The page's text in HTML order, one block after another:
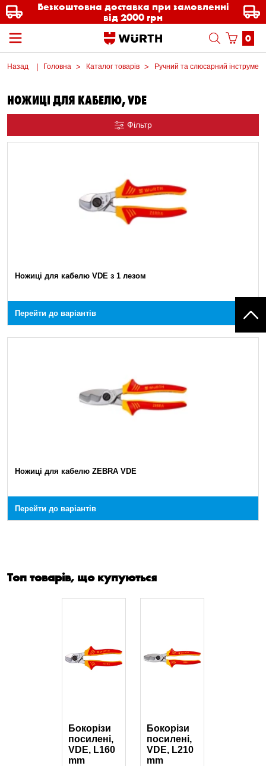
Безкоштовна доставка при замовленні
від 2000 грн
0
Назад Головна Каталог товарів Ручний та слюсарний інструмент
НОЖИЦІ ДЛЯ КАБЕЛЮ, VDE
Фільтр
Ножиці для кабелю VDE з 1 лезом
Перейти до варіантів
Ножиці для кабелю ZEBRA VDE
Перейти до варіантів
Топ товарів, що купуються
Бокорізи
посилені,
VDE, L160
mm
Бокорізи
посилені,
VDE, L210
mm